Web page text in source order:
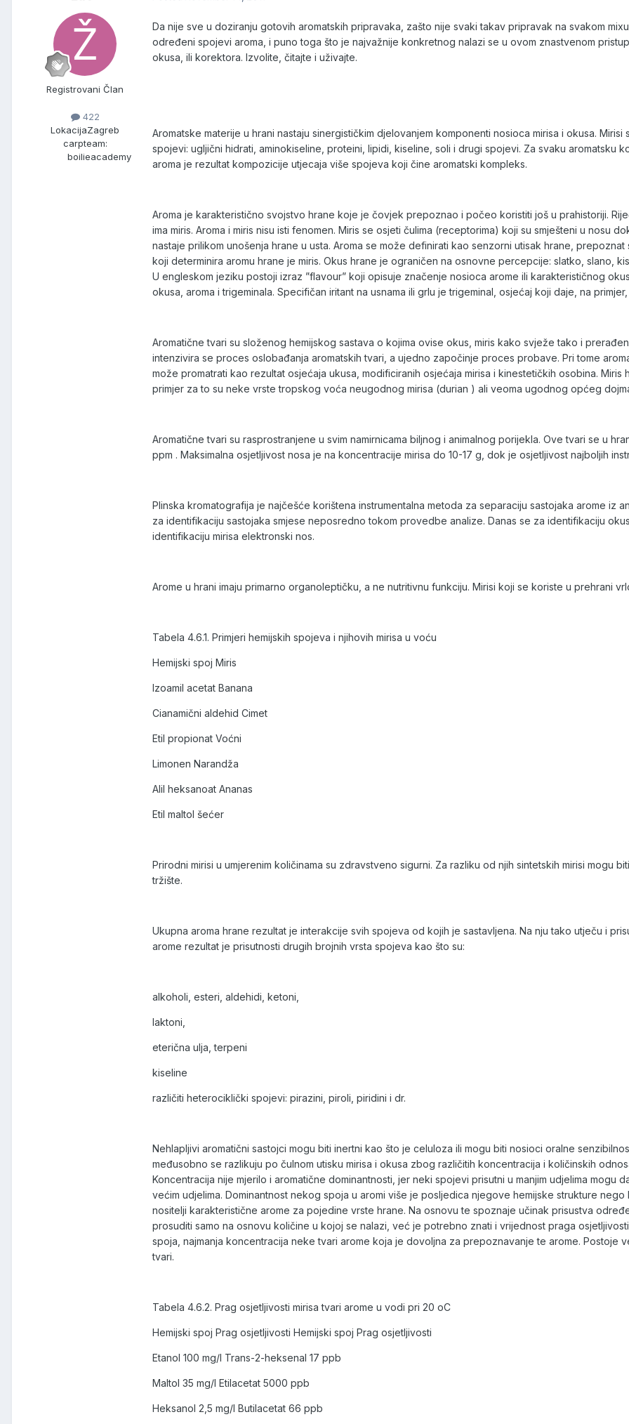
Registrovani Član
422
LokacijaZagreb
carpteam:
boilieacademy
Da nije sve u doziranju gotovih aromatskih pripravaka, zašto nije svaki takav pripravak na svakom
određeni spojevi aroma, i puno toga što je najvažnije konkretnog nalazi se u ovom znastvenom
okusa, ili korektora. Izvolite, čitajte i uživajte.
Aromatske materije u hrani nastaju sinergističkim djelovanjem komponenti nosioca mirisa i okusa.
spojevi: ugljični hidrati, aminokiseline, proteini, lipidi, kiseline, soli i drugi spojevi. Za svaku aromatsku
aroma je rezultat kompozicije utjecaja više spojeva koji čine aromatski kompleks.
Aroma je karakteristično svojstvo hrane koje je čovjek prepoznao i počeo koristiti još u prahistoriji.
ima miris. Aroma i miris nisu isti fenomen. Miris se osjeti čulima (receptorima) koji su smješteni u nosu
nastaje prilikom unošenja hrane u usta. Aroma se može definirati kao senzorni utisak hrane,
koji determinira aromu hrane je miris. Okus hrane je ograničen na osnovne percepcije: slatko, slano,
U engleskom jeziku postoji izraz ”flavour” koji opisuje značenje nosioca arome ili karakterističnog
okusa, aroma i trigeminala. Specifičan iritant na usnama ili grlu je trigeminal, osjećaj koji daje, na
Aromatične tvari su složenog hemijskog sastava o kojima ovise okus, miris kako svježe tako i
intenzivira se proces oslobađanja aromatskih tvari, a ujedno započinje proces probave. Pri tome
može promatrati kao rezultat osjećaja ukusa, modificiranih osjećaja mirisa i kinestetičkih osobina.
primjer za to su neke vrste tropskog voća neugodnog mirisa (durian ) ali veoma ugodnog općeg
Aromatične tvari su rasprostranjene u svim namirnicama biljnog i animalnog porijekla. Ove tvari se u
ppm . Maksimalna osjetljivost nosa je na koncentracije mirisa do 10-17 g, dok je osjetljivost najboljih
Plinska kromatografija je najčešće korištena instrumentalna metoda za separaciju sastojaka arome iz
za identifikaciju sastojaka smjese neposredno tokom provedbe analize. Danas se za identifikaciju
identifikaciju mirisa elektronski nos.
Arome u hrani imaju primarno organoleptičku, a ne nutritivnu funkciju. Mirisi koji se koriste u prehrani
Tabela 4.6.1. Primjeri hemijskih spojeva i njihovih mirisa u voću
Hemijski spoj Miris
Izoamil acetat Banana
Cianamični aldehid Cimet
Etil propionat Voćni
Limonen Narandža
Alil heksanoat Ananas
Etil maltol šećer
Prirodni mirisi u umjerenim količinama su zdravstveno sigurni. Za razliku od njih sintetskih mirisi mogu
tržište.
Ukupna aroma hrane rezultat je interakcije svih spojeva od kojih je sastavljena. Na nju tako utječu i
arome rezultat je prisutnosti drugih brojnih vrsta spojeva kao što su:
alkoholi, esteri, aldehidi, ketoni,
laktoni,
eterična ulja, terpeni
kiseline
različiti heterociklički spojevi: pirazini, piroli, piridini i dr.
Nehlapljivi aromatični sastojci mogu biti inertni kao što je celuloza ili mogu biti nosioci oralne
međusobno se razlikuju po čulnom utisku mirisa i okusa zbog različitih koncentracija i količinskih
Koncentracija nije mjerilo i aromatične dominantnosti, jer neki spojevi prisutni u manjim udjelima mogu
većim udjelima. Dominantnost nekog spoja u aromi više je posljedica njegove hemijske strukture
nositelji karakteristične arome za pojedine vrste hrane. Na osnovu te spoznaje učinak prisustva
prosuditi samo na osnovu količine u kojoj se nalazi, već je potrebno znati i vrijednost praga
spoja, najmanja koncentracija neke tvari arome koja je dovoljna za prepoznavanje te arome. Postoje
tvari.
Tabela 4.6.2. Prag osjetljivosti mirisa tvari arome u vodi pri 20 oC
Hemijski spoj Prag osjetljivosti Hemijski spoj Prag osjetljivosti
Etanol 100 mg/l Trans-2-heksenal 17 ppb
Maltol 35 mg/l Etilacetat 5000 ppb
Heksanol 2,5 mg/l Butilacetat 66 ppb